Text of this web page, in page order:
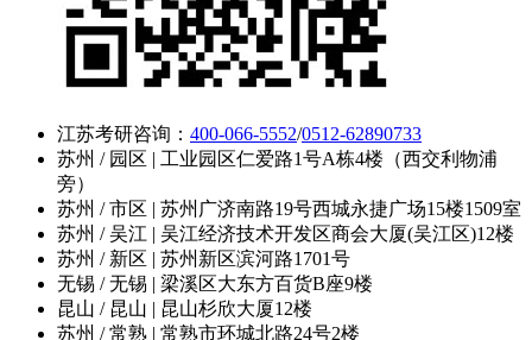
江苏考研咨询： 400-066-5552/0512-62890733
苏州 / 园区 | 工业园区仁爱路1号A栋4楼（西交利物浦
旁）
苏州 / 市区 | 苏州广济南路19号西城永捷广场15楼1509室
苏州 / 吴江 | 吴江经济技术开发区商会大厦(吴江区)12楼
苏州 / 新区 | 苏州新区滨河路1701号
无锡 / 无锡 | 梁溪区大东方百货B座9楼
昆山 / 昆山 | 昆山杉欣大厦12楼
苏州 / 常熟 | 常熟市环城北路24号2楼